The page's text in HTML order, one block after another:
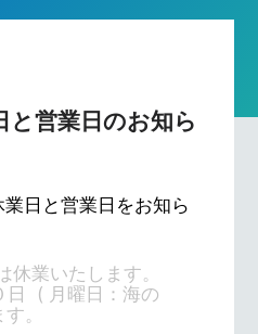
と営業日のお知ら
業日と営業日をお知ら
休業いたします。
( 月曜日：海の
す。